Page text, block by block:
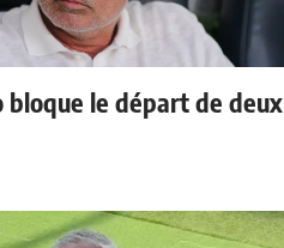
bloque le départ de deux